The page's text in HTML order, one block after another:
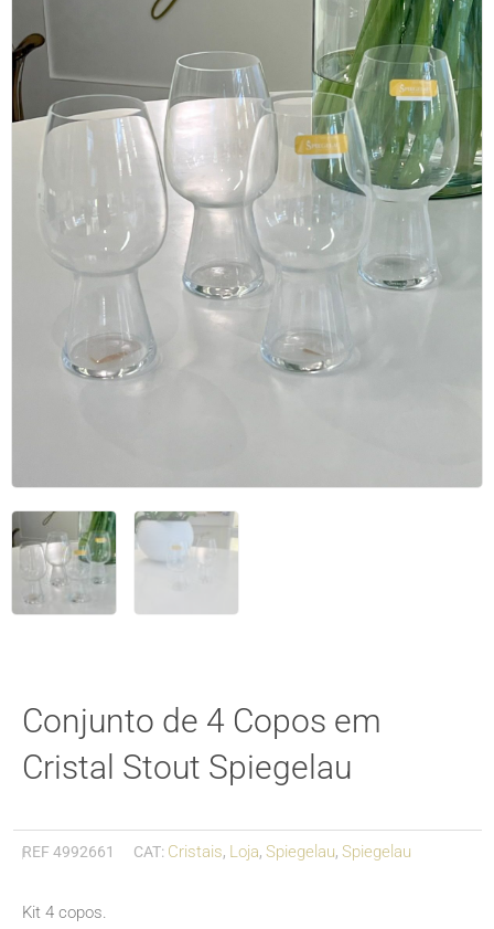
Conjunto de 4 Copos em
Cristal Stout Spiegelau
REF4992661 CAT: Cristais, Loja, Spiegelau, Spiegelau
Kit 4 copos.